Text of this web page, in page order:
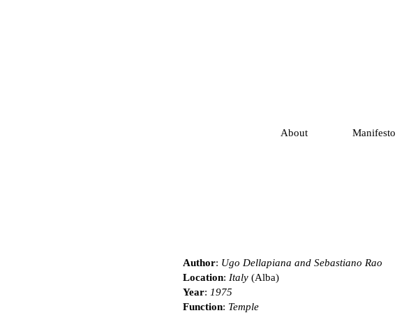
About Manifesto
Author: Ugo Dellapiana and Sebastiano Rao
Location: Italy (Alba)
Year: 1975
Function: Temple